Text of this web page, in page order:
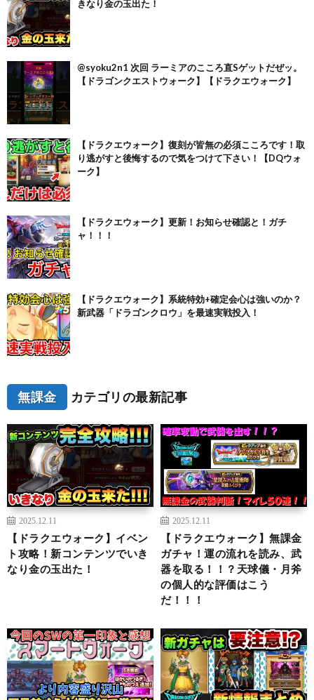
きなり金の玉出た！
@syoku2n1 次回 ラーミアのこころ直Sゲットだぜッ。
【ドラゴンクエストウォーク】【ドラクエウォーク】
【ドラクエウォーク】復刻が皆無の必須こころです！取
り逃がすと後悔するので気をつけて下さい！【DQウォ
ーク】
【ドラクエウォーク】更新！お知らせ確認と！ガチ
ャ！！！
【ドラクエウォーク】系統特効+確定会心は強いのか？
新武器「ドラゴンクロウ」を最速実戦投入！
無課金 カテゴリの最新記事
2025.12.11
【ドラクエウォーク】イベン
ト攻略！新コンテンツでいき
なり金の玉出た！
2025.12.11
【ドラクエウォーク】無課金
ガチャ！運の流れを読み、武
器を取る！！？天球儀・月斧
の個人的な評価はこう
だ！！！